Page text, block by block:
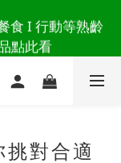
大生活貼心巧
食 I 行動等熟齡
點此看
3大生活貼心巧
權
挑對合適